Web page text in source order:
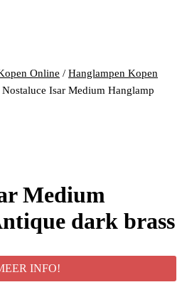
Online / Hanglampen Kopen
Nostaluce Isar Medium Hanglamp
Medium
dark brass
INFO!